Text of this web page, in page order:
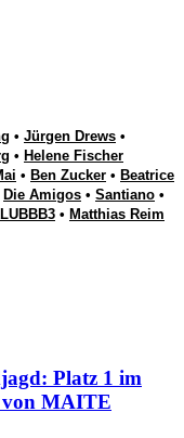
• Jürgen Drews •
• Helene Fischer
• Ben Zucker • Beatrice
Die Amigos • Santiano •
• Matthias Reim
Platz 1 im
von MAITE